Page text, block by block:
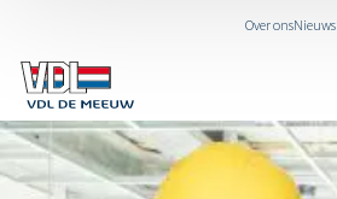
Over onsNieuws